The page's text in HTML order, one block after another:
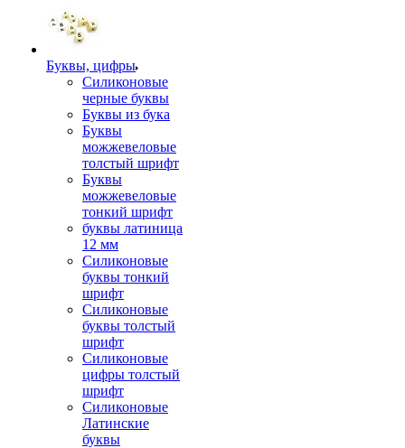
Буквы, цифры
Силиконовые
черные буквы
Буквы из бука
Буквы
можжевеловые
толстый шрифт
Буквы
можжевеловые
тонкий шрифт
буквы латиница
12 мм
Силиконовые
буквы тонкий
шрифт
Силиконовые
буквы толстый
шрифт
Силиконовые
цифры толстый
шрифт
Силиконовые
Латинские
буквы